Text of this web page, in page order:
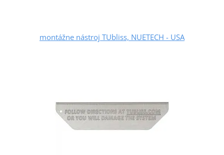
montážne nástroj TUbliss, NUETECH - USA